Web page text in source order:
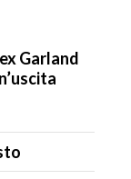
Garland